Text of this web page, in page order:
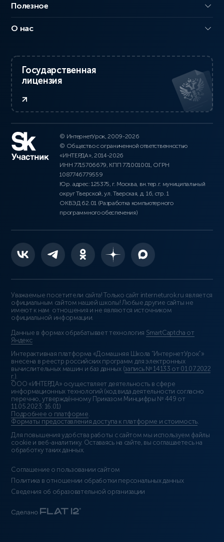
Полезное
О нас
Государственная
лицензия
© ИнтернетУрок, 2009-2026
© Общество с ограниченной ответственностью
«ИНТЕРДА», 2014-2026
ИНН 7715706679, КПП 771001001, ОГРН
1087746779559
Юр. адрес: 125375, г. Москва, вн.тер.г. муниципальный
округ Тверской, ул. Тверская, д. 16, стр. 1
ОКВЭД 62.01 (Разработка компьютерного
программного обеспечения)
Уважаемые посетители сайта! Только сайт interneturok.ru является
официальным сайтом нашей школы! Любые другие сайты не
имеют к нам отношения и не являются источником
официальной информации.
Данные в формах обрабатывает технология SmartCaptcha от
Яндекс
Интерактивная платформа «Домашняя Школа “ИнтернетУрок”»
внесена в реестр российских программ для электронных
вычислительных машин и баз данных (запись № 14133 от 01.07.2022
г.).
ООО «ИНТЕРДА» осуществляет деятельность в сфере
информационных технологий (код вида деятельности согласно
перечню, утверждённому Приказом Минцифры № 449 от
11.05.2023: 16.01)
Подробнее о платформе.
Форматы предоставления доступа к платформе и стоимость.
Для повышения удобства работы с сайтом мы используем файлы
cookie и веб-аналитику. Оставаясь на сайте, вы соглашаетесь на
обработку таких данных.
Соглашение о пользовании сайтом
Политика в отношении обработки персональных данных
Сведения об образовательной организации